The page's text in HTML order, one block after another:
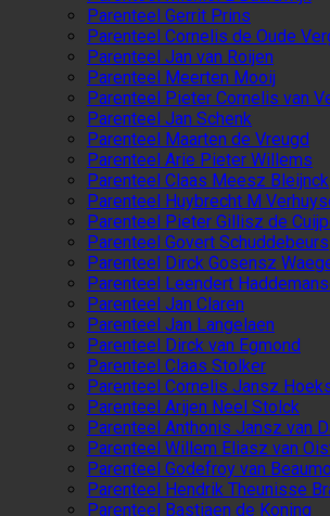
Parenteel Gerrit Prins
Parenteel Cornelis de Oude
Parenteel Jan van Roijen
Parenteel Meerten Mooij
Parenteel Pieter Cornelis van
Parenteel Jan Schenk
Parenteel Maarten de Vreugd
Parenteel Arie Pieter Willems
Parenteel Claas Meesz Bleijnck
Parenteel Huybrecht M
Parenteel Pieter Gillisz de
Parenteel Govert Schuddebeurs
Parenteel Dirck Gosensz
Parenteel Leendert
Parenteel Jan Claren
Parenteel Jan Langelaen
Parenteel Dirck van Egmond
Parenteel Claas Stolker
Parenteel Cornelis Jansz
Parenteel Arijen Neel Stolck
Parenteel Anthonis Jansz van
Parenteel Willem Eliasz van
Parenteel Godefroy van
Parenteel Hendrik Theunisse
Parenteel Bastiaen de Koning